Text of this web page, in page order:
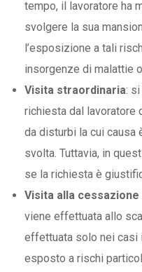
tempo, il lavoratore ha
svolgere la sua
l’esposizione a tali
insorgenze di malattie
Visita straordinaria:
richiesta dal lavoratore
da disturbi la cui causa
svolta. Tuttavia, in
se la richiesta è
Visita alla
viene effettuata allo
effettuata solo nei casi
esposto a rischi